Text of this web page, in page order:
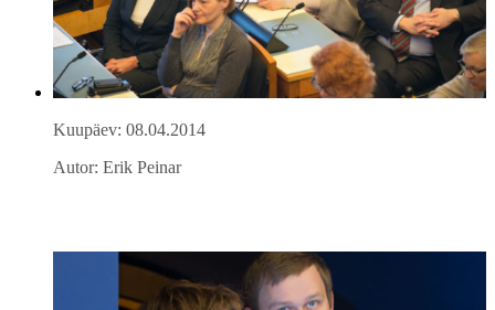
Kuupäev: 08.04.2014
Autor: Erik Peinar